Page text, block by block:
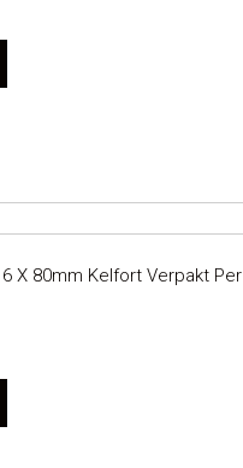
X 80mm Kelfort Verpakt